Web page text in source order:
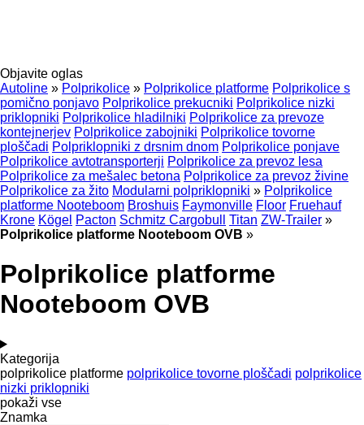
Objavite oglas
Autoline » Polprikolice » Polprikolice platforme Polprikolice s
pomično ponjavo Polprikolice prekucniki Polprikolice nizki
priklopniki Polprikolice hladilniki Polprikolice za prevoze
kontejnerjev Polprikolice zabojniki Polprikolice tovorne
ploščadi Polpriklopniki z drsnim dnom Polprikolice ponjave
Polprikolice avtotransporterji Polprikolice za prevoz lesa
Polprikolice za mešalec betona Polprikolice za prevoz živine
Polprikolice za žito Modularni polpriklopniki » Polprikolice
platforme Nooteboom Broshuis Faymonville Floor Fruehauf
Krone Kögel Pacton Schmitz Cargobull Titan ZW-Trailer »
Polprikolice platforme Nooteboom OVB »
Polprikolice platforme
Nooteboom OVB
Kategorija
polprikolice platforme polprikolice tovorne ploščadi polprikolice
nizki priklopniki
pokaži vse
Znamka